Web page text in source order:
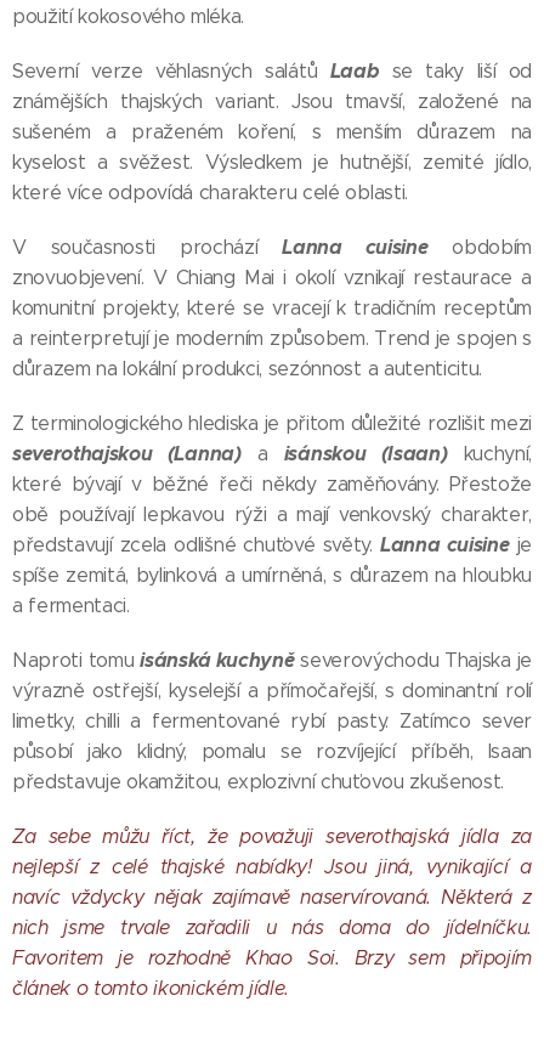
použití kokosového mléka.
Severní verze věhlasných salátů Laab se taky liší od
známějších thajských variant. Jsou tmavší, založené na
sušeném a praženém koření, s menším důrazem na
kyselost a svěžest. Výsledkem je hutnější, zemité jídlo,
které více odpovídá charakteru celé oblasti.
V současnosti procházíLanna cuisineobdobím
znovuobjevení. V Chiang Mai i okolí vznikají restaurace a
komunitní projekty, které se vracejí k tradičním receptům
a reinterpretují je moderním způsobem. Trend je spojen s
důrazem na lokální produkci, sezónnost a autenticitu.
Z terminologického hlediska je přitom důležité rozlišit mezi
severothajskou (Lanna)a isánskou (Isaan)kuchyní,
které bývají v běžné řeči někdy zaměňovány. Přestože
obě používají lepkavou rýži a mají venkovský charakter,
představují zcela odlišné chuťové světy. Lanna cuisineje
spíše zemitá, bylinková a umírněná, s důrazem na hloubku
a fermentaci.
Naproti tomuisánská kuchyněseverovýchodu Thajska je
výrazně ostřejší, kyselejší a přímočařejší, s dominantní rolí
limetky, chilli a fermentované rybí pasty. Zatímco sever
působí jako klidný, pomalu se rozvíjející příběh, Isaan
představuje okamžitou, explozivní chuťovou zkušenost.
Za sebe můžu říct, že považuji severothajská jídla za
nejlepší z celé thajské nabídky! Jsou jiná, vynikající a
navíc vždycky nějak zajímavě naservírovaná. Některá z
nich jsme trvale zařadili u nás doma do jídelníčku.
Favoritem je rozhodně Khao Soi. Brzy sem připojím
článek o tomto ikonickém jídle.